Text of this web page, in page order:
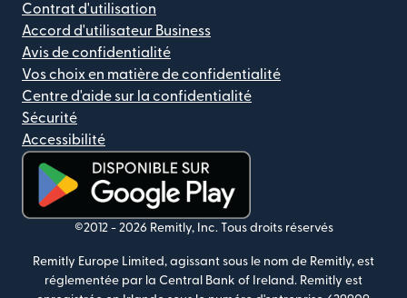
Contrat d'utilisation
Accord d'utilisateur Business
Avis de confidentialité
Vos choix en matière de confidentialité
Centre d'aide sur la confidentialité
Sécurité
Accessibilité
(s'ouvre dans une nouvelle fenêtre)
©2012 - 2026 Remitly, Inc. Tous droits réservés
Remitly Europe Limited, agissant sous le nom de Remitly, est
réglementée par la Central Bank of Ireland. Remitly est